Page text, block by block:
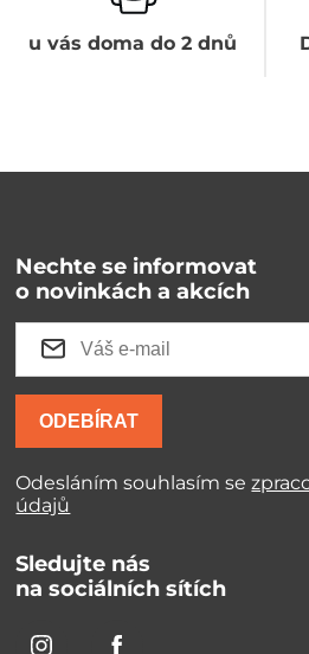
u vás doma do 2 dnů
Nechte se informovat
o novinkách a akcích
ODEBÍRAT
Odesláním souhlasím se
údajů
Sledujte nás
na sociálních sítích